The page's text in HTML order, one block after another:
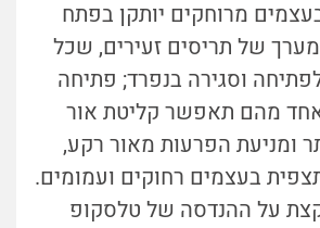
מרוחקים יותקן בפתח
של תריסים זעירים, שכל
וסגירה בנפרד; פתיחה
מהם תאפשר קליטת אור
ומניעת הפרעות מאור רקע,
בעצמים רחוקים ועמומים.
על ההנדסה של טלסקופ